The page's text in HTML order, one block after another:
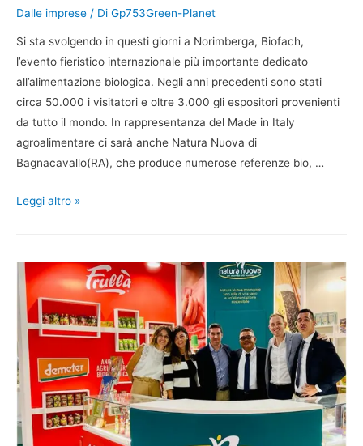
Dalle imprese / Di Gp753Green-Planet
Si sta svolgendo in questi giorni a Norimberga, Biofach,
l’evento fieristico internazionale più importante dedicato
all’alimentazione biologica. Negli anni precedenti sono stati
circa 50.000 i visitatori e oltre 3.000 gli espositori provenienti
da tutto il mondo. In rappresentanza del Made in Italy
agroalimentare ci sarà anche Natura Nuova di
Bagnacavallo(RA), che produce numerose referenze bio, …
Leggi altro »